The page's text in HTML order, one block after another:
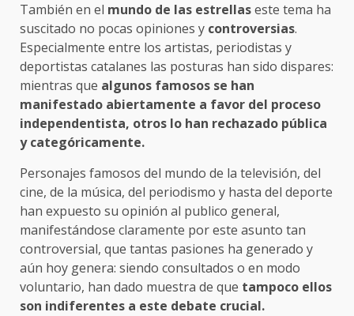
También en el mundo de las estrellaseste tema ha
suscitado no pocas opiniones y controversias.
Especialmente entre los artistas, periodistas y
deportistas catalanes las posturas han sido dispares:
mientras que algunos famosos se han
manifestado abiertamente a favor del proceso
independentista, otros lo han rechazado pública
y categóricamente.
Personajes famosos del mundo de la televisión, del
cine, de la música, del periodismo y hasta del deporte
han expuesto su opinión al publico general,
manifestándose claramente por este asunto tan
controversial, que tantas pasiones ha generado y
aún hoy genera: siendo consultados o en modo
voluntario, han dado muestra de que tampoco ellos
son indiferentes a este debate crucial.